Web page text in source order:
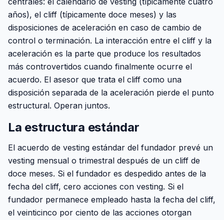
años), el cliff (típicamente doce meses) y las
disposiciones de aceleración en caso de cambio de
control o terminación. La interacción entre el cliff y la
aceleración es la parte que produce los resultados
más controvertidos cuando finalmente ocurre el
acuerdo. El asesor que trata el cliff como una
disposición separada de la aceleración pierde el punto
estructural. Operan juntos.
La estructura estándar
El acuerdo de vesting estándar del fundador prevé un
vesting mensual o trimestral después de un cliff de
doce meses. Si el fundador es despedido antes de la
fecha del cliff, cero acciones con vesting. Si el
fundador permanece empleado hasta la fecha del cliff,
el veinticinco por ciento de las acciones otorgan